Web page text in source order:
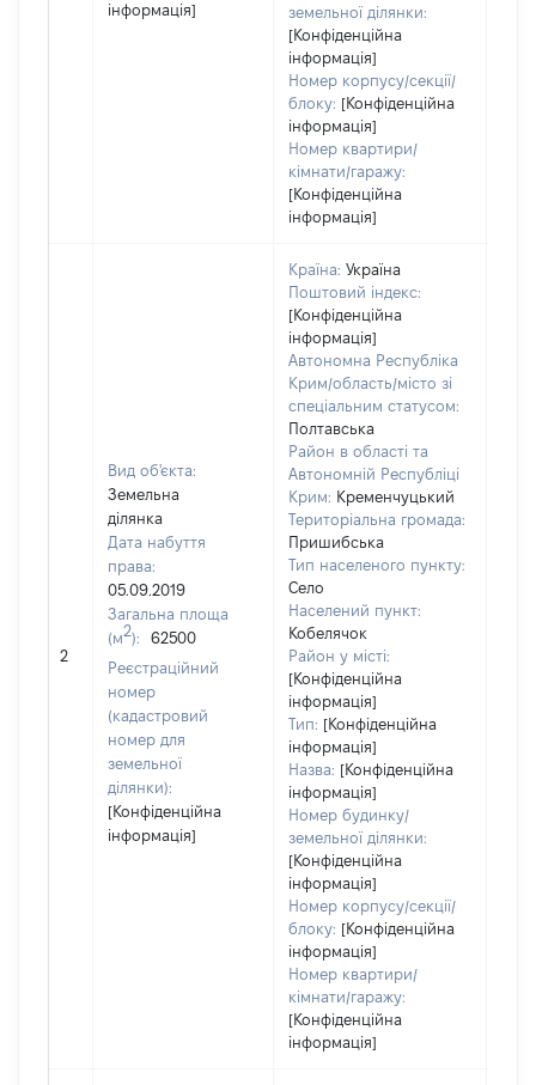
інформація]
земельної ділянки:
[Конфіденційна
інформація]
Номер корпусу/секції/
блоку: [Конфіденційна
інформація]
Номер квартири/
кімнати/гаражу:
[Конфіденційна
інформація]
2
Вид об'єкта:
Земельна
ділянка
Дата набуття
права:
05.09.2019
Загальна площа
(м2):
62500
Реєстраційний
номер
(кадастровий
номер для
земельної
ділянки):
[Конфіденційна
інформація]
Країна: Україна
Поштовий індекс:
[Конфіденційна
інформація]
Автономна Республіка
Крим/область/місто зі
спеціальним статусом:
Полтавська
Район в області та
Автономній Республіці
Крим: Кременчуцький
Територіальна громада:
Пришибська
Тип населеного пункту:
Село
Населений пункт:
Кобелячок
Район у місті:
[Конфіденційна
інформація]
Тип: [Конфіденційна
інформація]
Назва: [Конфіденційна
інформація]
Номер будинку/
земельної ділянки:
[Конфіденційна
інформація]
Номер корпусу/секції/
блоку: [Конфіденційна
інформація]
Номер квартири/
кімнати/гаражу:
[Конфіденційна
інформація]